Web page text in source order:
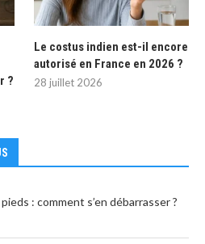
?
Le costus indien est-il encore
autorisé en France en 2026 ?
28 juillet 2026
: comment s’en débarrasser ?